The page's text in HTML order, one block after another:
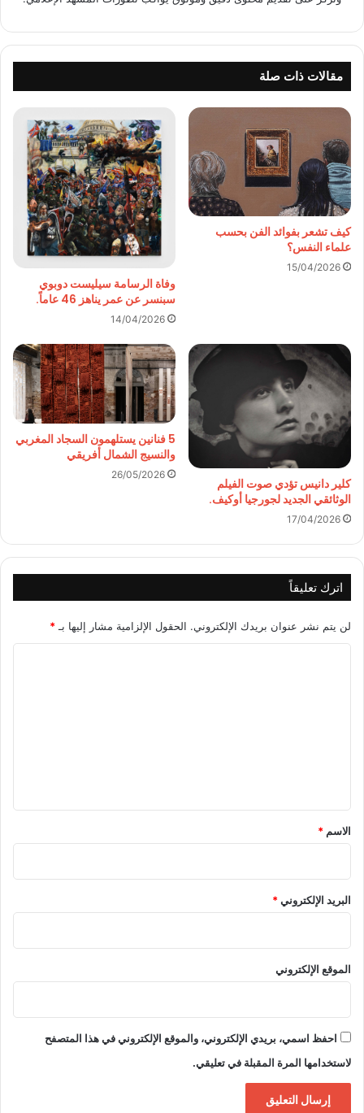
مقالات ذات صلة
كيف تشعر بفوائد الفن بحسب
علماء النفس؟
15/04/2026
وفاة الرسامة سيليست دوبوي
سبنسر عن عمر يناهز 46 عاماً.
14/04/2026
كلير دانيس تؤدي صوت الفيلم
الوثائقي الجديد لجورجيا أوكيف.
17/04/2026
5 فنانين يستلهمون السجاد المغربي
والنسيج الشمال أفريقي
26/05/2026
اترك تعليقاً
لن يتم نشر عنوان بريدك الإلكتروني. الحقول الإلزامية مشار إليها بـ*
*
الاسم *
البريد الإلكتروني*
الموقع الإلكتروني
احفظ اسمي، بريدي الإلكتروني، والموقع الإلكتروني في هذا المتصفح
لاستخدامها المرة المقبلة في تعليقي.